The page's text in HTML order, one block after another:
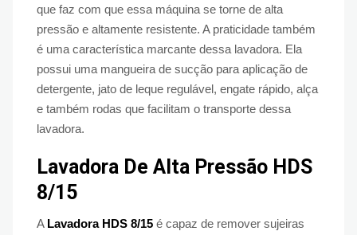
que faz com que essa máquina se torne de alta
pressão e altamente resistente. A praticidade também
é uma característica marcante dessa lavadora. Ela
possui uma mangueira de sucção para aplicação de
detergente, jato de leque regulável, engate rápido, alça
e também rodas que facilitam o transporte dessa
lavadora.
Lavadora De Alta Pressão HDS
8/15
A Lavadora HDS 8/15 é capaz de remover sujeiras